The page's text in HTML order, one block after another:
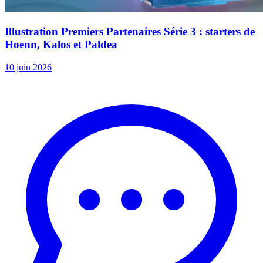
Illustration Premiers Partenaires Série 3 : starters de
Hoenn, Kalos et Paldea
10 juin 2026